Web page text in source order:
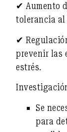
✔Aumento
tolerancia al
✔
prevenir las
estrés.
Se
para